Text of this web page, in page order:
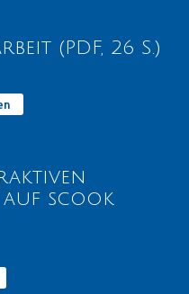
(PDF, 26 S.)
auf scook